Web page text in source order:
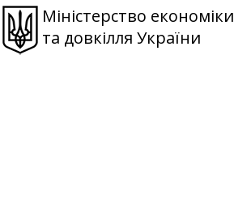
Міністерство економіки
та довкілля України